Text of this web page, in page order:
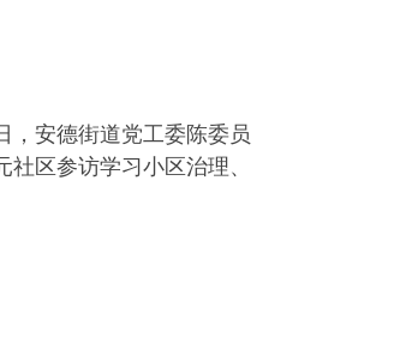
，安德街道党工委陈委员
区参访学习小区治理、